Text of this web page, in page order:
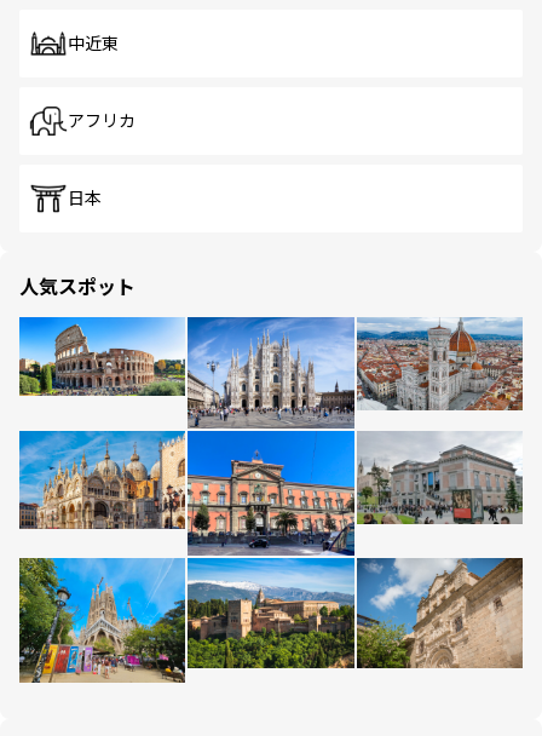
中近東
アフリカ
日本
人気スポット